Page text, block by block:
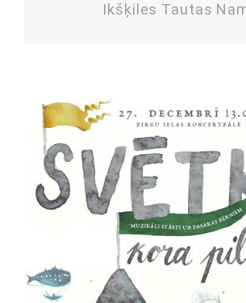
Ikšķiles Tautas